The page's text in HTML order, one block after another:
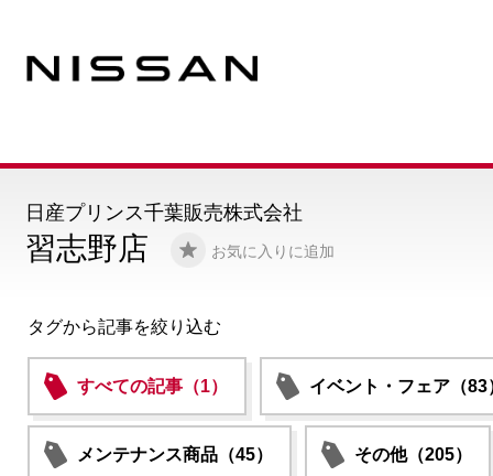
習志野店 お気に入りに追加
日産プリンス千葉販売株式会社
タグから記事を絞り込む
すべての記事（1） イベント・フェア（83
メンテナンス商品（45） その他（205）